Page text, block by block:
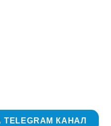
КАНАЛ